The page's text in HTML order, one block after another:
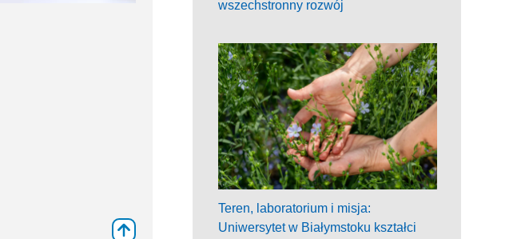
wszechstronny rozwój
Teren, laboratorium i misja:
Uniwersytet w Białymstoku kształci